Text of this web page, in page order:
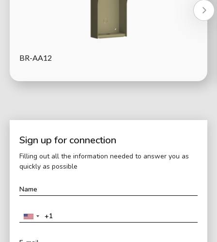
BR-AA12
Sign up for connection
Filling out all the information needed to answer you as
quickly as possible